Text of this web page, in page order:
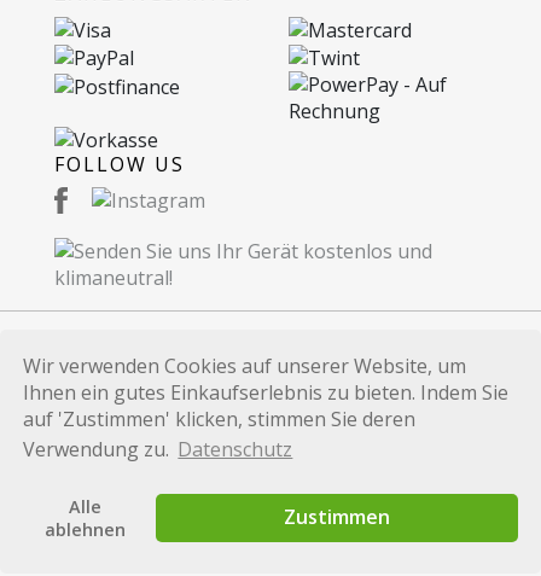
Wir verwenden Cookies auf unserer Website, um
Ihnen ein gutes Einkaufserlebnis zu bieten. Indem Sie
auf 'Zustimmen' klicken, stimmen Sie deren
Verwendung zu. Datenschutz
Alle
ablehnen
Zustimmen
FOLLOW US
© 2026 Recommerce AG. Proudly Made in
Switzerland.
Alle auf dieser Website verwendeten Marken und
Identifikationszwecken und sind Marken bzw.
eingetragene Marken der jeweiligen Eigentümer.